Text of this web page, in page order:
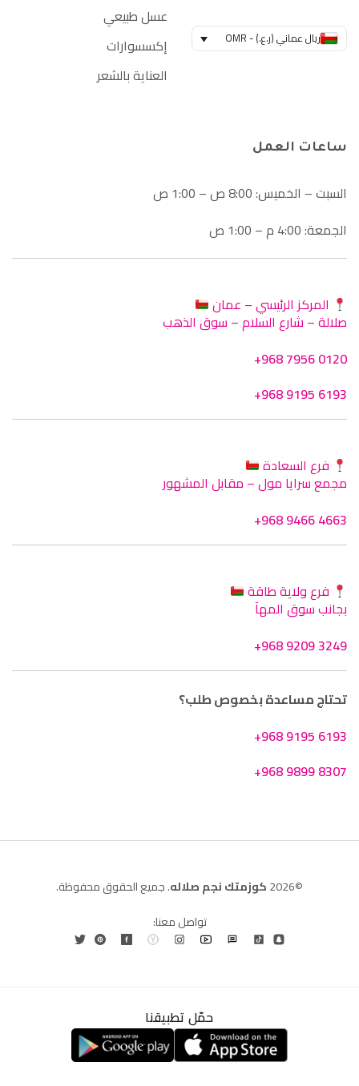
ريال عماني (ر.ع.) - OMR
عسل طبيعي
إكسسوارات
العناية بالشعر
ساعات العمل
السبت – الخميس: 8:00 ص – 1:00 ص
الجمعة: 4:00 م – 1:00 ص
المركز الرئيسي – عمان
صلالة – شارع السلام – سوق الذهب
+968 7956 0120
+968 9195 6193
فرع السعادة
مجمع سرايا مول – مقابل المشهور
+968 9466 4663
فرع ولاية طاقة
بجانب سوق المهآ
+968 9209 3249
تحتاج مساعدة بخصوص طلب؟
+968 9195 6193
+968 9899 8307
©2026 كوزمتك نجم صلاله. جميع الحقوق محفوظة.
تواصل معنا:
حمّل تطبيقنا